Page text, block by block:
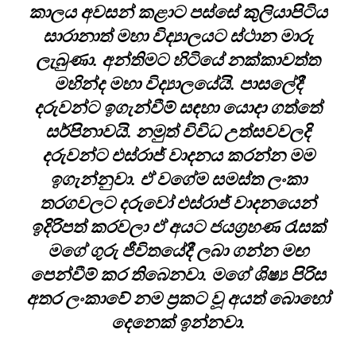
කාලය අවසන් කළාට පස්සේ කුලියාපිටිය
සාරානාත් මහා විද්‍යාලයට ස්ථාන මාරු
ලැබුණා. අන්තිමට හිටියේ නක්කාවත්ත
මහින්ද මහා විද්‍යාලයේයි. පාසලේදී
දරුවන්ට ඉගැන්වීම් සඳහා යොදා ගත්තේ
සර්පිනාවයි. නමුත් විවිධ උත්සවවලදි
දරුවන්ට එස්රාජ් වාදනය කරන්න මම
ඉගැන්නුවා. ඒ වගේම සමස්ත ලංකා
තරගවලට දරුවෝ එස්රාජ් වාදනයෙන්
ඉදිරිපත් කරවලා ඒ අයට ජයග්‍රහණ රැසක්
මගේ ගුරු ජීවිතයේදී ලබා ගන්න මඟ
පෙන්වීම් කර තිබෙනවා. මගේ ශිෂ්‍ය පිරිස
අතර ලංකාවේ නම ප්‍රකට වූ අයත් බොහෝ
දෙනෙක් ඉන්නවා.